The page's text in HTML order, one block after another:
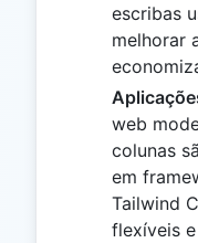
escribas
melhorar
web
colunas
em
Tailwind
flexíveis